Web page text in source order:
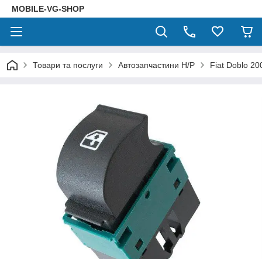
MOBILE-VG-SHOP
Товари та послуги Автозапчастини Н/Р Fiat Doblo